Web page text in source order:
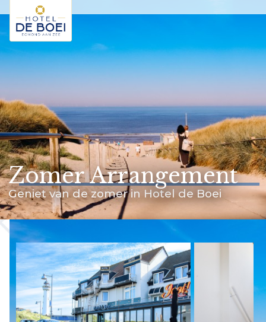
Home
Arrangementen
Faciliteiten
Ontdek Egmond
RESERVEER
Veelgestelde
Contact
Route
Zomer Arrangement
Geniet van de zomer in Hotel de Boei